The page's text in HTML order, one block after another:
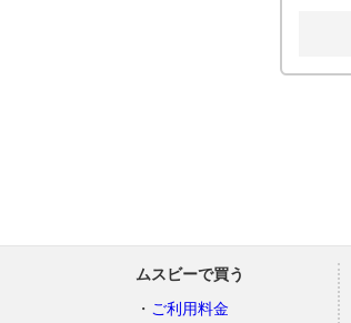
ムスビーで買う
ご利用料金